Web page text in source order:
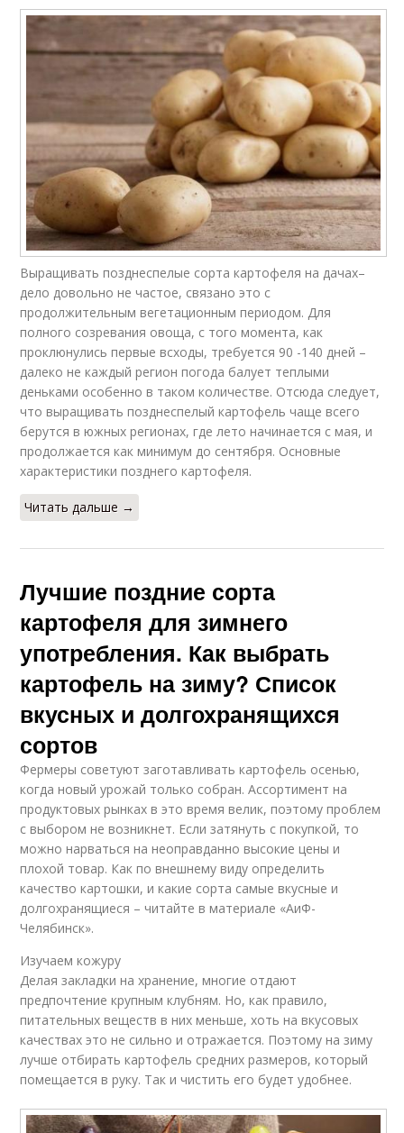
Выращивать позднеспелые сорта картофеля на дачах–
дело довольно не частое, связано это с
продолжительным вегетационным периодом. Для
полного созревания овоща, с того момента, как
проклюнулись первые всходы, требуется 90 -140 дней –
далеко не каждый регион погода балует теплыми
деньками особенно в таком количестве. Отсюда следует,
что выращивать позднеспелый картофель чаще всего
берутся в южных регионах, где лето начинается с мая, и
продолжается как минимум до сентября. Основные
характеристики позднего картофеля.
Читать дальше →
Лучшие поздние сорта
картофеля для зимнего
употребления. Как выбрать
картофель на зиму? Список
вкусных и долгохранящихся
сортов
Фермеры советуют заготавливать картофель осенью,
когда новый урожай только собран. Ассортимент на
продуктовых рынках в это время велик, поэтому проблем
с выбором не возникнет. Если затянуть с покупкой, то
можно нарваться на неоправданно высокие цены и
плохой товар. Как по внешнему виду определить
качество картошки, и какие сорта самые вкусные и
долгохранящиеся – читайте в материале «АиФ-
Челябинск».
Изучаем кожуру
Делая закладки на хранение, многие отдают
предпочтение крупным клубням. Но, как правило,
питательных веществ в них меньше, хоть на вкусовых
качествах это не сильно и отражается. Поэтому на зиму
лучше отбирать картофель средних размеров, который
помещается в руку. Так и чистить его будет удобнее.